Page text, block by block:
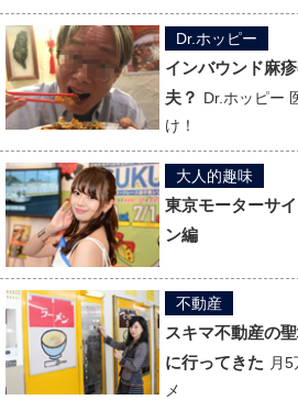
Dr.ホッピー
インバウンド麻
夫？ Dr.ホッピー
け！
大人的趣味
東京モーターサ
ン編
不動産
スキマ不動産の
に行ってきた 月
メ